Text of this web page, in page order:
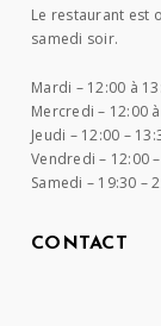
Le restaurant est
samedi soir.
Mardi – 12:00 à
Mercredi – 12:00
Jeudi – 12:00 –
Vendredi – 12:00
Samedi – 19:30 –
CONTACT